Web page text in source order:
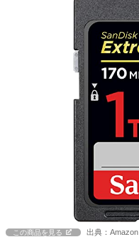
この商品を見る 出典：Amazon